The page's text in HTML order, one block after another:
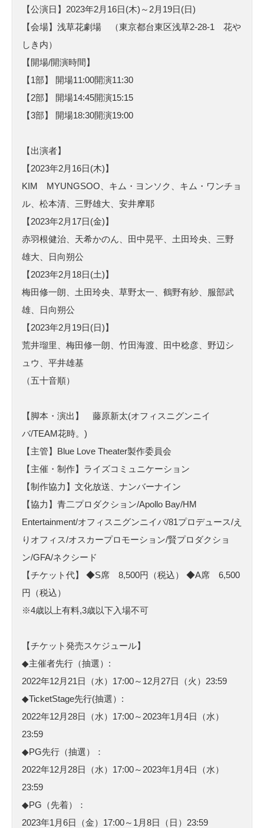
【公演日】2023年2月16日(木)～2月19日(日)
【会場】浅草花劇場 （東京都台東区浅草2-28-1 花や
しき内）
【開場/開演時間】
【1部】 開場11:00開演11:30
【2部】 開場14:45開演15:15
【3部】 開場18:30開演19:00
【出演者】
【2023年2月16日(木)】
KIM MYUNGSOO、キム・ヨンソク、キム・ワンチョ
ル、松本清、三野雄大、安井摩耶
【2023年2月17日(金)】
赤羽根健治、天希かのん、田中晃平、土田玲央、三野
雄大、日向朔公
【2023年2月18日(土)】
梅田修一朗、土田玲央、草野太一、鶴野有紗、服部武
雄、日向朔公
【2023年2月19日(日)】
荒井瑠里、梅田修一朗、竹田海渡、田中稔彦、野辺シ
ュウ、平井雄基
（五十音順）
【脚本・演出】 藤原新太(オフィスニグンニイ
バ/TEAM花時。)
【主管】Blue Love Theater製作委員会
【主催・制作】ライズコミュニケーション
【制作協力】文化放送、ナンバーナイン
【協力】青二プロダクション/Apollo Bay/HM
Entertainment/オフィスニグンニイバ/81プロデュース/え
りオフィス/オスカープロモーション/賢プロダクショ
ン/GFA/ネクシード
【チケット代】 ◆S席 8,500円（税込） ◆A席 6,500
円（税込）
※4歳以上有料,3歳以下入場不可
【チケット発売スケジュール】
◆主催者先行（抽選）:
2022年12月21日（水）17:00～12月27日（火）23:59
◆TicketStage先行(抽選）:
2022年12月28日（水）17:00～2023年1月4日（水）
23:59
◆PG先行（抽選）：
2022年12月28日（水）17:00～2023年1月4日（水）
23:59
◆PG（先着）：
2023年1月6日（金）17:00～1月8日（日）23:59